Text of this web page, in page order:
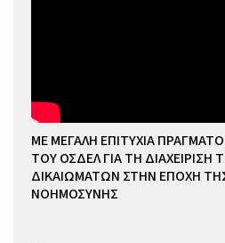
ΜΕ ΜΕΓΑΛΗ ΕΠΙΤΥΧΙΑ
ΤΟΥ ΟΣΔΕΛ ΓΙΑ ΤΗ
ΔΙΚΑΙΩΜΑΤΩΝ ΣΤΗΝ ΕΠΟΧΗ
ΝΟΗΜΟΣΥΝΗΣ